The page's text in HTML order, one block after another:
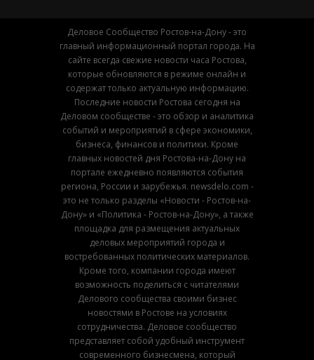
Деловое Сообщество Ростов-на-Дону - это
главный информационный портал города. На
сайте всегда свежие новости часа Ростова,
которые обновляются в режиме онлайн и
содержат только актуальную информацию.
Последние новости Ростова сегодня на
Деловом сообществе - это обзор и аналитика
событий и мероприятий в сфере экономики,
бизнеса, финансов и политики. Кроме
главных новостей дня Ростова-на-Дону на
портале ежедневно появляются события
региона, России и зарубежья. newsdelo.com -
это не только разделы «Новости - Ростов-на-
Дону» и «Политика - Ростов-на-Дону», а также
площадка для размещения актуальных
деловых мероприятий города и
востребованных политических материалов.
Кроме того, компании города имеют
возможность поделиться с читателями
Делового сообщества своими бизнес
новостями в Ростове на условиях
сотрудничества. Деловое сообщество
представляет собой удобный инструмент
современного бизнесмена, который